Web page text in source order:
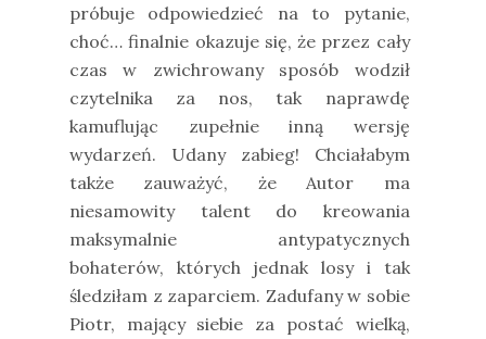
próbuje odpowiedzieć na to pytanie,
choć… finalnie okazuje się, że przez cały
czas w zwichrowany sposób wodził
czytelnika za nos, tak naprawdę
kamuflując zupełnie inną wersję
wydarzeń. Udany zabieg! Chciałabym
także zauważyć, że Autor ma
niesamowity talent do kreowania
maksymalnie antypatycznych
bohaterów, których jednak losy i tak
śledziłam z zaparciem. Zadufany w sobie
Piotr, mający siebie za postać wielką,